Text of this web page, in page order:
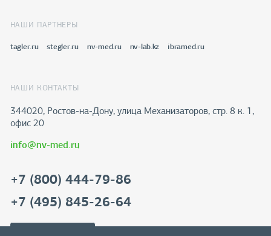
НАШИ ПАРТНЕРЫ
tagler.ru stegler.ru nv-med.ru nv-lab.kz ibramed.ru
НАШИ КОНТАКТЫ
344020, Ростов-на-Дону​, улица Механизаторов, стр. 8 к. 1,
офис 20
info@nv-med.ru
+7 (800) 444-79-86
+7 (495) 845-26-64